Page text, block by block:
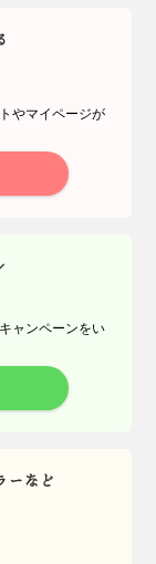
やマイページが
ャンペーンをい
ーなど